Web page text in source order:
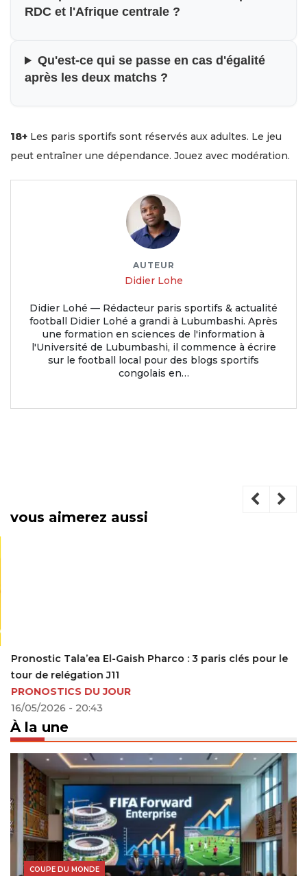
RDC et l'Afrique centrale ?
Qu'est-ce qui se passe en cas d'égalité
après les deux matchs ?
18+ Les paris sportifs sont réservés aux adultes. Le jeu
peut entraîner une dépendance. Jouez avec modération.
AUTEUR
Didier Lohe
Didier Lohé — Rédacteur paris sportifs & actualité
football Didier Lohé a grandi à Lubumbashi. Après
une formation en sciences de l'information à
l'Université de Lubumbashi, il commence à écrire
sur le football local pour des blogs sportifs
congolais en…
vous aimerez aussi
Pronostic Tala’ea El-Gaish Pharco : 3 paris clés pour le
tour de relégation J11
PRONOSTICS DU JOUR
16/05/2026 - 20:43
À la une
COUPE DU MONDE